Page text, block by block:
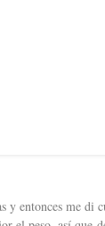
y entonces me di